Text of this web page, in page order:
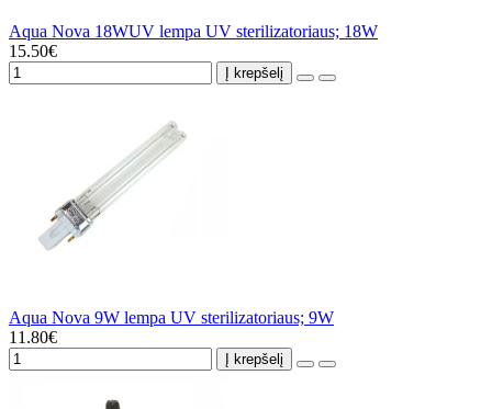
Aqua Nova 18WUV lempa UV sterilizatoriaus; 18W
15.50€
Į krepšelį
Aqua Nova 9W lempa UV sterilizatoriaus; 9W
11.80€
Į krepšelį